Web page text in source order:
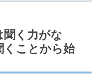
聞く力がな
くことから始